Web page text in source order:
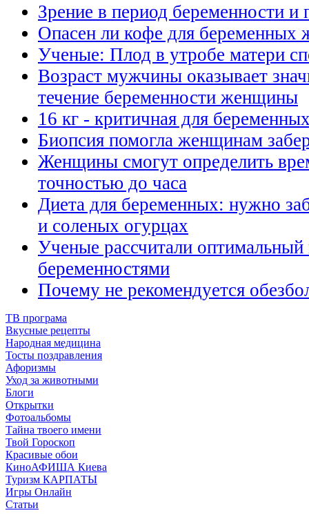
Зрение в период беременности и
Опасeн ли кофе для беременных
Ученые: Плод в утробе матери
Возраст мужчины оказывает
течение беременности женщины
16 кг - критичная для
Биопсия помогла женщинам
Женщины смогут определить
точностью до часа
Диета для беременных: нужно
и соленых огурцах
Ученые рассчитали
беременностями
Почему не рекомендуется
ТВ програма
Вкусные рецепты
Народная медицина
Тосты поздравления
Афоризмы
Уход за животными
Блоги
Открытки
Фотоальбомы
Тайна твоего имени
Твой Гороскоп
Красивые обои
КиноАФИША Киева
Туризм КАРПАТЫ
Игры Онлайн
Статьи